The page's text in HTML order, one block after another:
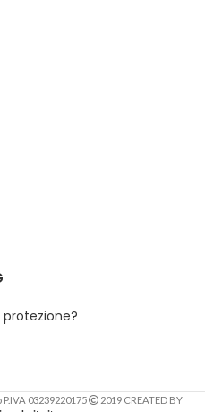
03239220175 2019 CREATED BY